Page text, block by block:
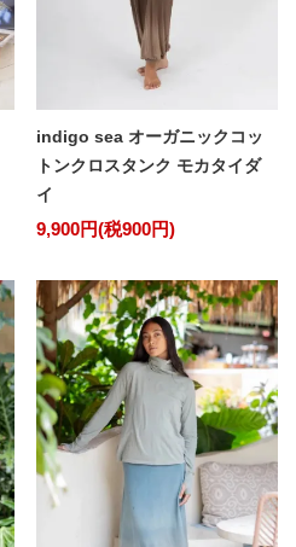
indigo sea オーガニックコッ
トンクロスタンク モカタイダ
イ
9,900円(税900円)